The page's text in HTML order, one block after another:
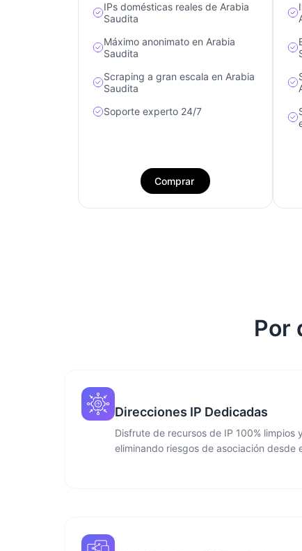
IPs domésticas reales de Arabia
Saudita
Máximo anonimato en Arabia
Saudita
Scraping a gran escala en Arabia
Saudita
Soporte experto 24/7
Comprar
Por
Direcciones IP Dedicadas
Disfrute de recursos de IP 100% limpios
eliminando riesgos de asociación desde